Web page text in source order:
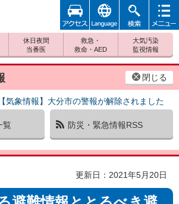
閉じる
気象情報】大分市の警報が解除されました
覧 防災・緊急情報RSS
休日夜間
当番医
救急・
救命・AED
大気汚染
監視情報
アクセ
ス
foreign 検索
メニュ
更新日：2021年5月20日